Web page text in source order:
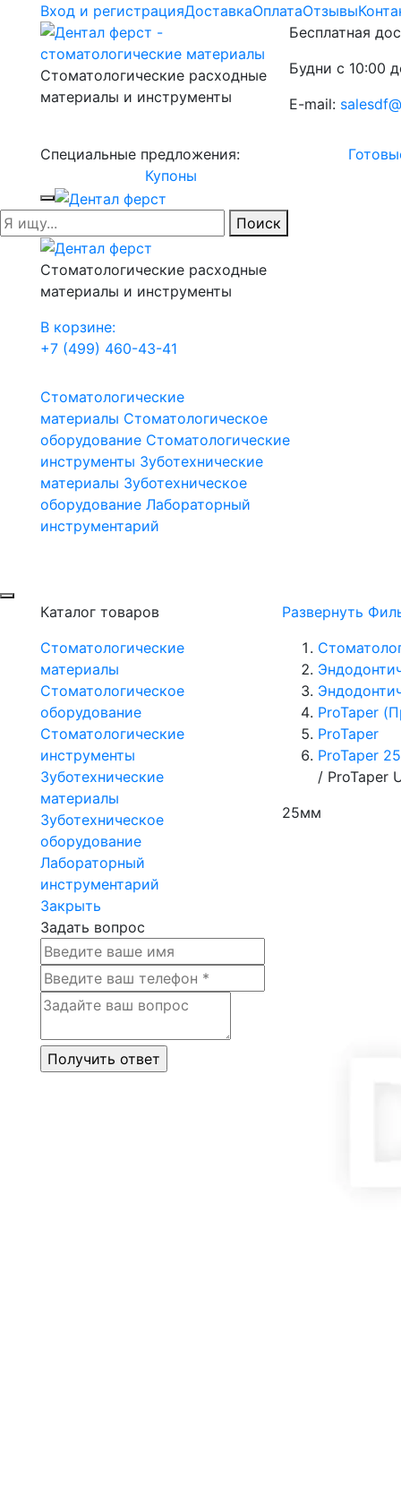
Вход и регистрацияДоставкаОплатаОтзывы
Стоматологические расходные
материалы и инструменты
Бесплатная
Будни с 10:00
E-mail:
Специальные предложения:
Купоны
Поиск
Стоматологические расходные
материалы и инструменты
В корзине:
+7 (499) 460-43-41
Стоматологические
материалы Стоматологическое
оборудование Стоматологические
инструменты Зуботехнические
материалы Зуботехническое
оборудование Лабораторный
инструментарий
Каталог товаров
Стоматологические
материалы
Стоматологическое
оборудование
Стоматологические
инструменты
Зуботехнические
материалы
Зуботехническое
оборудование
Лабораторный
инструментарий
Закрыть
Задать вопрос
Развернуть
ProTaper
ProTaper
ProTaper
/ ProTaper
25мм